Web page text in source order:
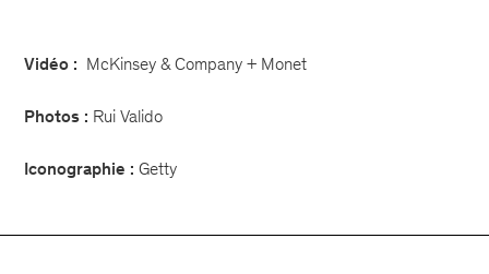
Vidéo : McKinsey & Company + Monet
Photos : Rui Valido
Iconographie :Getty